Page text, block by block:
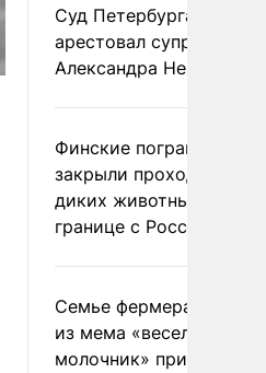
Суд Петербурга заочно
арестовал супругу
Александра Невзорова
Финские пограничники
закрыли проходы для
диких животных на
границе с Россией
Семье фермера
из мема «веселый
молочник» пригрозили